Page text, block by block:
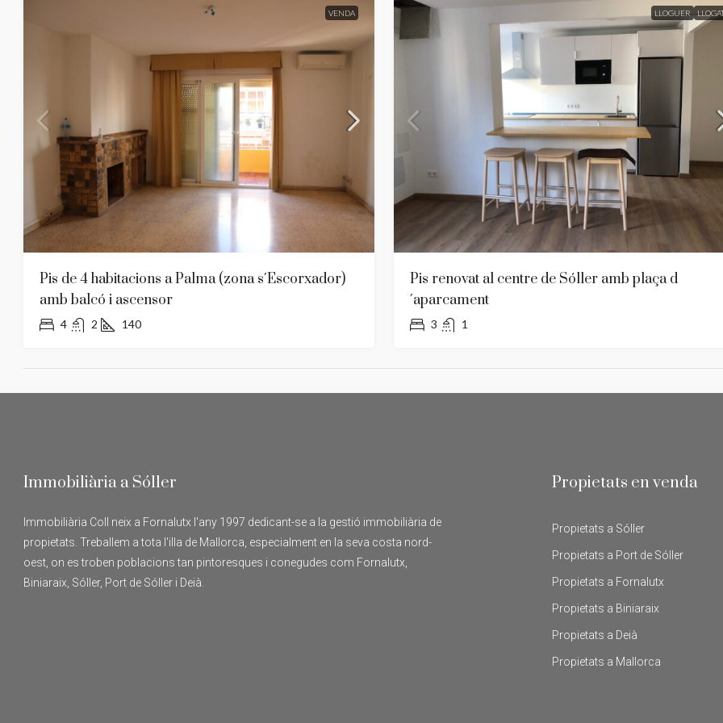
VENDA
Pis de 4 habitacions a Palma (zona s´Escorxador)
amb balcó i ascensor
4 2 140
LLOGUER
Pis renovat al centre de Sóller amb plaça d
´aparcament
3 1
Immobiliària a Sóller
Immobiliària Coll neix a Fornalutx l'any 1997 dedicant-se a la gestió immobiliària de
propietats. Treballem a tota l'illa de Mallorca, especialment en la seva costa nord-
oest, on es troben poblacions tan pintoresques i conegudes com Fornalutx,
Biniaraix, Sóller, Port de Sóller i Deià.
Propietats en venda
Propietats a Sóller
Propietats a Port de Sóller
Propietats a Fornalutx
Propietats a Biniaraix
Propietats a Deià
Propietats a Mallorca